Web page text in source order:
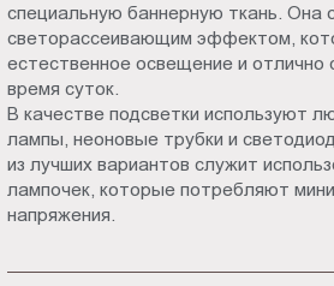
специальную баннерную ткань. Она
светорассеивающим эффектом,
естественное освещение и отлично
время суток.
В качестве подсветки используют
лампы, неоновые трубки и
из лучших вариантов служит
лампочек, которые потребляют
напряжения.